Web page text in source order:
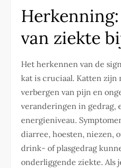
van ziekte
Het herkennen van de
kat is cruciaal. Katten zijn
verbergen van pijn en
veranderingen in gedrag,
energieniveau.
diarree, hoesten, niezen,
drink- of plasgedrag
onderliggende ziekte. Als